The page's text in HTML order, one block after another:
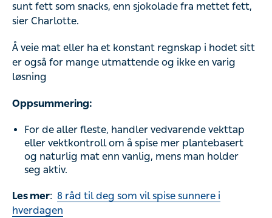
sunt fett som snacks, enn sjokolade fra mettet fett,
sier Charlotte.
Å veie mat eller ha et konstant regnskap i hodet sitt
er også for mange utmattende og ikke en varig
løsning
Oppsummering:
For de aller fleste, handler vedvarende vekttap
eller vektkontroll om å spise mer plantebasert
og naturlig mat enn vanlig, mens man holder
seg aktiv.
Les mer: 8 råd til deg som vil spise sunnere i
hverdagen